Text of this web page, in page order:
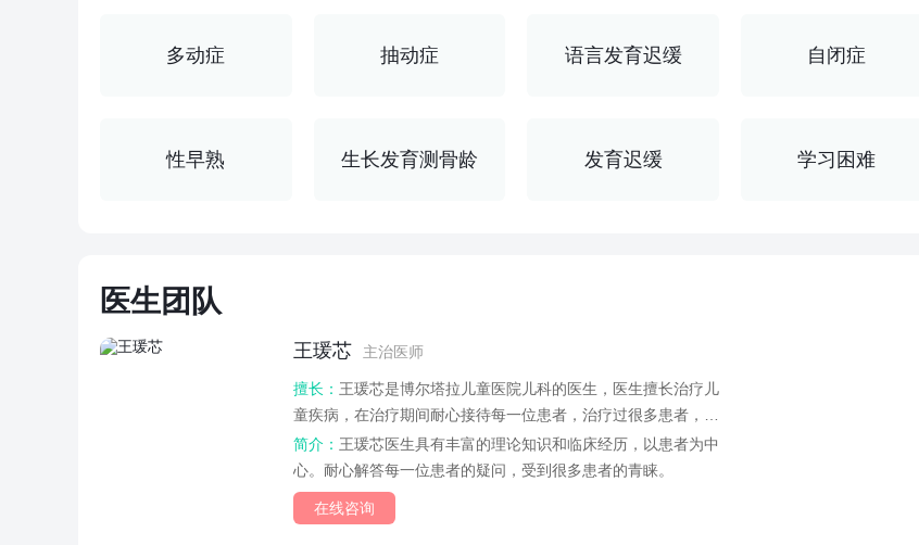
博尔塔拉儿童医院
联系电话：
多动症 抽动症 语言发育迟缓 自闭症
性早熟 生长发育测骨龄 发育迟缓 学习困难
医生团队
王瑗芯 主治医师
擅长： 王瑗芯是博尔塔拉儿童医院儿科的医生，医生擅长治疗儿
童疾病，在治疗期间耐心接待每一位患者，治疗过很多患者，受
到了很多患者的...
简介： 王瑗芯医生具有丰富的理论知识和临床经历，以患者为中
心。耐心解答每一位患者的疑问，受到很多患者的青睐。
在线咨询